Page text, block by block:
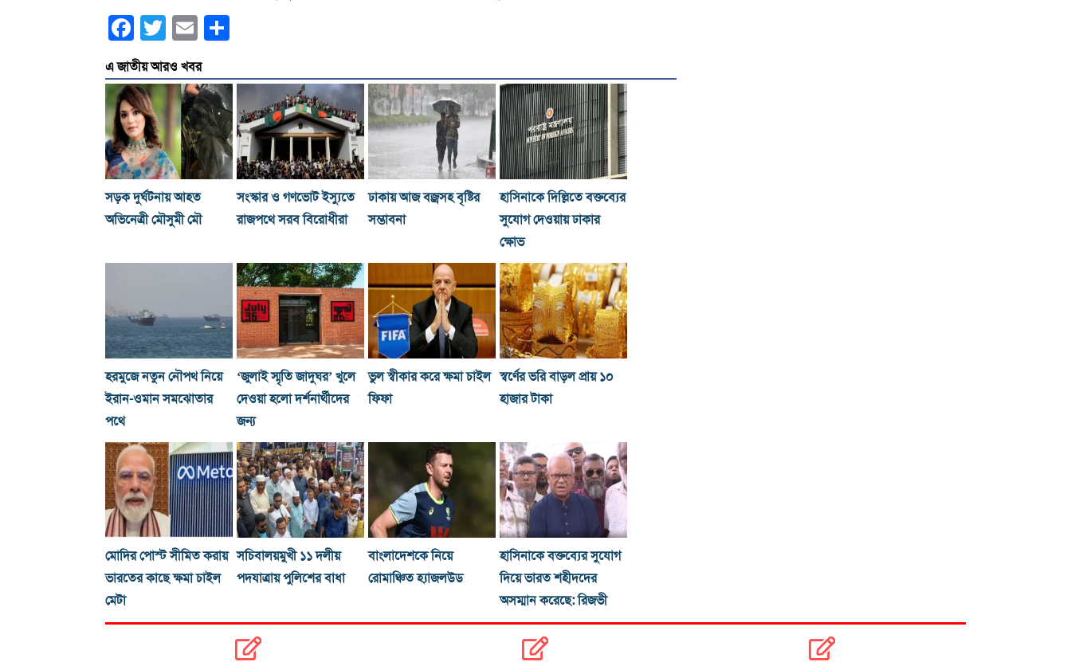
Facebook
Twitter Email
এ জাতীয় আরও খবর
সড়ক দুর্ঘটনায় আহত
অভিনেত্রী মৌসুমী মৌ
সংস্কার ও গণভোট ইস্যুতে
রাজপথে সরব বিরোধীরা
ঢাকায় আজ বজ্রসহ বৃষ্টির
সম্ভাবনা
হাসিনাকে দিল্লিতে বক্তব্যের
সুযোগ দেওয়ায় ঢাকার
ক্ষোভ
হরমুজে নতুন নৌপথ নিয়ে
ইরান-ওমান সমঝোতার
পথে
‘জুলাই স্মৃতি জাদুঘর’ খুলে
দেওয়া হলো দর্শনার্থীদের
জন্য
ভুল স্বীকার করে ক্ষমা চাইল
ফিফা
স্বর্ণের ভরি বাড়ল প্রায় ১০
হাজার টাকা
মোদির পোস্ট সীমিত করায়
ভারতের কাছে ক্ষমা চাইল
মেটা
সচিবালয়মুখী ১১ দলীয়
পদযাত্রায় পুলিশের বাধা
বাংলাদেশকে নিয়ে
রোমাঞ্চিত হ্যাজলউড
হাসিনাকে বক্তব্যের সুযোগ
দিয়ে ভারত শহীদদের
অসম্মান করেছে: রিজভী